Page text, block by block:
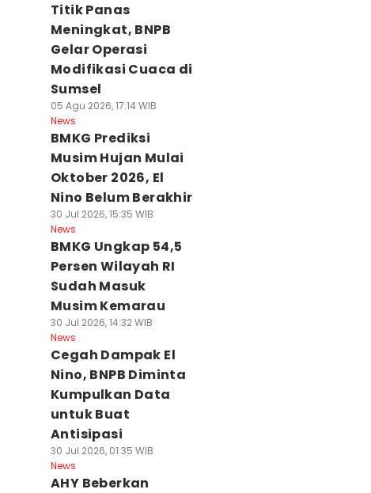
Titik Panas
Meningkat, BNPB
Gelar Operasi
Modifikasi Cuaca di
Sumsel
05 Agu 2026, 17:14 WIB
News
BMKG Prediksi
Musim Hujan Mulai
Oktober 2026, El
Nino Belum Berakhir
30 Jul 2026, 15:35 WIB
News
BMKG Ungkap 54,5
Persen Wilayah RI
Sudah Masuk
Musim Kemarau
30 Jul 2026, 14:32 WIB
News
Cegah Dampak El
Nino, BNPB Diminta
Kumpulkan Data
untuk Buat
Antisipasi
30 Jul 2026, 01:35 WIB
News
AHY Beberkan